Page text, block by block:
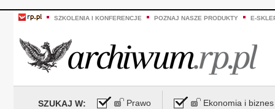
SZKOLENIA I KONFERENCJE POZNAJ NASZE PRODUKTY E-
SZUKAJ W: Prawo Ekonomia i biznes